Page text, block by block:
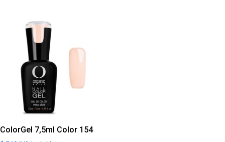
ColorGel 7,5ml Color 154